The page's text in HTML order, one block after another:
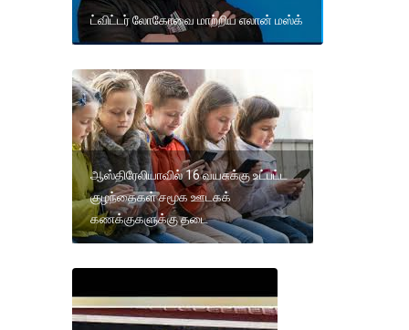
ட்விட்டர் லோகோவை மாற்றிய எலான் மஸ்க்
ஆஸ்திரேலியாவில் 16 வயசுக்கு உட்பட்ட
குழந்தைகள் சமூக ஊடகக்
கணக்குகளுக்கு தடை